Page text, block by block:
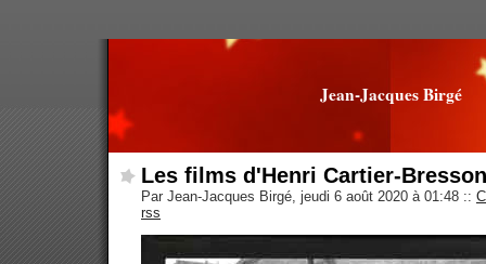
Jean-Jacques Birgé
Les films d'Henri Cartier-
Par Jean-Jacques Birgé, jeudi 6 août 2020 à 01:48 ::
rss